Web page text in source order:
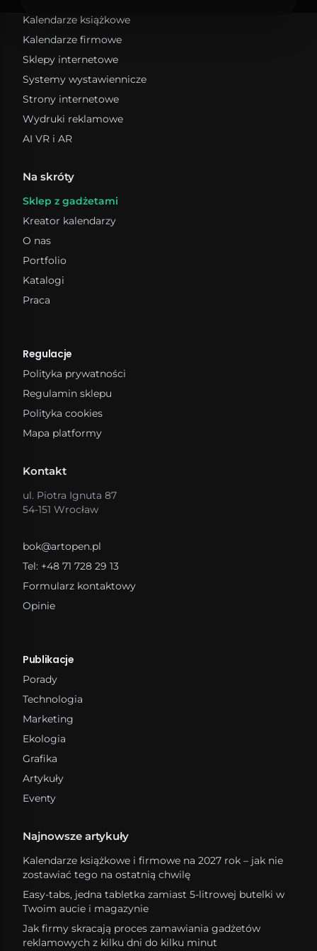
Grafika wektorowa
Identyfikacja wizualna
Pudełka ozdobne
Pudełka na prezenty
Pudełka do przechowywania
Pudełka kartonowe
Kalendarze książkowe
Kalendarze firmowe
Sklepy internetowe
Systemy wystawiennicze
Strony internetowe
Wydruki reklamowe
AI VR i AR
Na skróty
Sklep z gadżetami
Kreator kalendarzy
O nas
Portfolio
Katalogi
Praca
Regulacje
Polityka prywatności
Regulamin sklepu
Polityka cookies
Mapa platformy
Kontakt
ul. Piotra Ignuta 87
54-151 Wrocław
bok@artopen.pl
Tel: +48 71 728 29 13
Formularz kontaktowy
Opinie
Publikacje
Porady
Technologia
Marketing
Ekologia
Grafika
Artykuły
Eventy
Najnowsze artykuły
Kalendarze książkowe i firmowe na 2027 rok – jak nie
zostawiać tego na ostatnią chwilę
Easy-tabs, jedna tabletka zamiast 5-litrowej butelki w
Twoim aucie i magazynie
Jak firmy skracają proces zamawiania gadżetów
reklamowych z kilku dni do kilku minut